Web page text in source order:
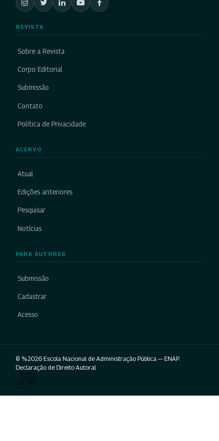
REVISTA
Sobre a Revista
Corpo Editorial
Submissão
Contato
Política de Privacidade
ACERVO
Atual
Edições anteriores
Pesquisar
Notícias
PARA AUTORES
Submissão
Cadastrar
Acesso
© %2026 Escola Nacional de Administração Pública — ENAP.
Declaração de Direito Autoral